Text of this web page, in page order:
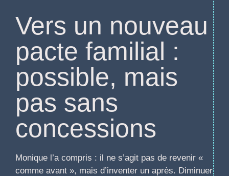
Vers un nouveau
pacte familial :
possible, mais
pas sans
concessions
Monique l’a compris : il ne s’agit pas de revenir «
comme avant », mais d’inventer un après. Diminuer